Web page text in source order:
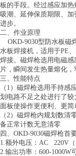
板的手段。经过感应加
吸潮、延伸保质期限、
进步。
二、作业原理
OKD-9030型防水板磁
水板焊接机，适用于PE
焊接。磁焊枪选用电磁
片，瞬间发生热量熔化
三、性能特点
（1）磁焊枪选用手持感
划电路不足之处进行了
面板使操作更便利、更简
（2）磁焊枪内规划数
备正常计数无意清零
四、OKD-9030磁焊枪首
1.额外电压：AC 220V（
2.输出功率：600-1000W